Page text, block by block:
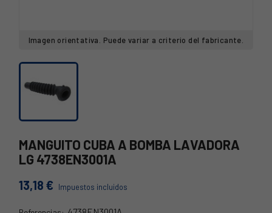
Imagen orientativa. Puede variar a criterio del fabricante.
MANGUITO CUBA A BOMBA LAVADORA
LG 4738EN3001A
13,18 € Impuestos incluidos